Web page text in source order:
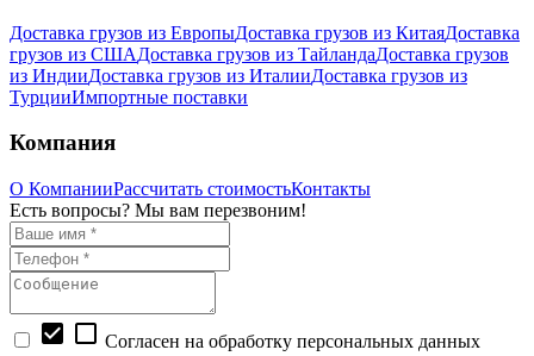
Доставка грузов из ЕвропыДоставка грузов из КитаяДоставка
грузов из СШАДоставка грузов из ТайландаДоставка грузов
из ИндииДоставка грузов из ИталииДоставка грузов из
ТурцииИмпортные поставки
Компания
О КомпанииРассчитать стоимостьКонтакты
Есть вопросы? Мы вам перезвоним!
check_box check_box_outline_blank Согласен на обработку персональных данных